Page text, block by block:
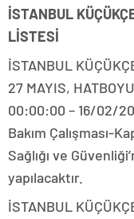
İSTANBUL
LİSTESİ
İSTANBUL
27 MAYIS,
00:00:00 – 16/02/
Bakım Çalışması-
Sağlığı ve
yapılacaktır.
İSTANBUL